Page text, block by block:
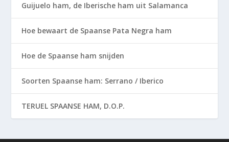
Guijuelo ham, de Iberische ham uit Salamanca
Hoe bewaart de Spaanse Pata Negra ham
Hoe de Spaanse ham snijden
Soorten Spaanse ham: Serrano / Iberico
TERUEL SPAANSE HAM, D.O.P.